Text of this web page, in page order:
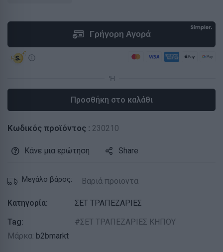
Προσθήκη στο καλάθι
Κωδικός προϊόντος : 230210
Κάνε μια ερώτηση Share
Μεγάλο βάρος: Βαριά προιοντα
Κατηγορία:
ΣΕΤ ΤΡΑΠΕΖΑΡΙΕΣ
Tag:
ΣΕΤ ΤΡΑΠΕΖΑΡΙΕΣ ΚΗΠΟΥ
Μάρκα: b2bmarkt